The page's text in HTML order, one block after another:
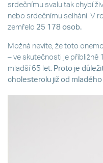
srdečnímu svalu tak chybí
nebo srdečnímu selhání. V
zemřelo 25 178 osob.
Možná nevíte, že toto
– ve skutečnosti je přibližně
mladší 65 let. Proto je
cholesterolu již od mladého